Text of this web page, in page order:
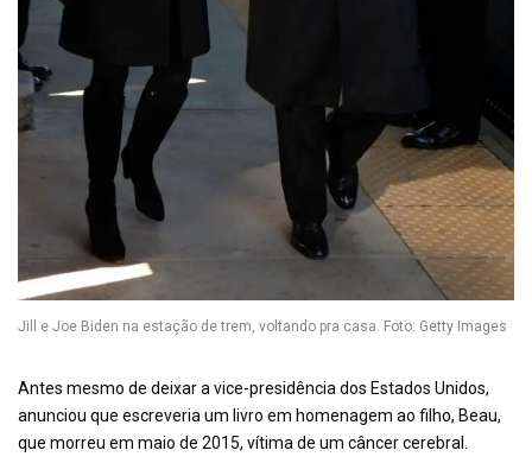
Jill e Joe Biden na estação de trem, voltando pra casa. Foto: Getty Images
Antes mesmo de deixar a vice-presidência dos Estados Unidos,
anunciou que escreveria um livro em homenagem ao filho, Beau,
que morreu em maio de 2015, vítima de um câncer cerebral.